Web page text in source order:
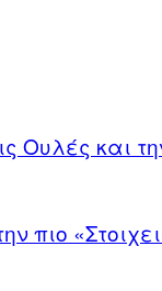
Ουλές και
πιο